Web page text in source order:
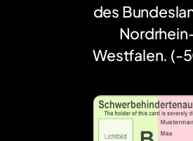
des
Westfalen. (-